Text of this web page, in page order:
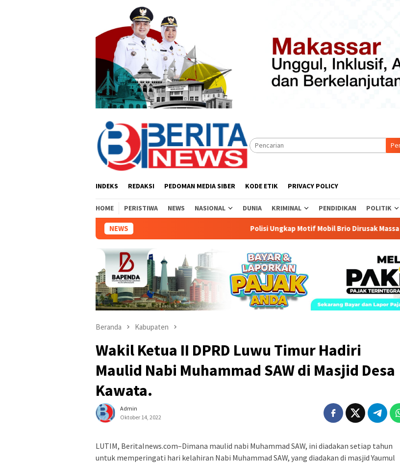
INDEKS REDAKSI PEDOMAN MEDIA SIBER KODE ETIK PRIVACY POLICY
HOME PERISTIWA NEWS NASIONAL DUNIA KRIMINAL PENDIDIKAN POLITIK
NEWS Polisi Ungkap Motif Mobil Brio Dirusak Massa di Maros
Beranda Kabupaten
Wakil Ketua II DPRD Luwu Timur Hadiri
Maulid Nabi Muhammad SAW di Masjid Desa
Kawata.
Admin
Oktober 14, 2022
LUTIM, BeritaInews.com–Dimana maulid nabi Muhammad SAW, ini diadakan setiap tahun
untuk memperingati hari kelahiran Nabi Muhammad SAW, yang diadakan di masjid Yaumul